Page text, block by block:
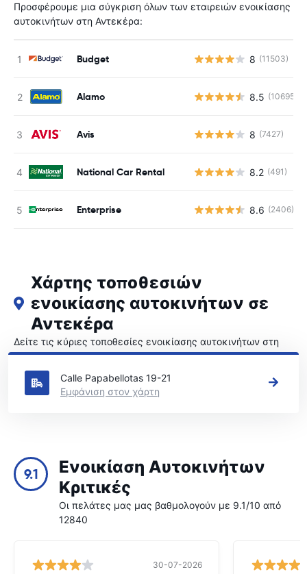
Προσφέρουμε μια σύγκριση όλων των εταιρειών ενοικίασης
αυτοκινήτων στη Αντεκέρα:
Budget 8 (11503)
Alamo 8.5 (10695)
Avis 8 (7427)
National Car Rental 8.2 (491)
Enterprise 8.6 (2406)
Χάρτης τοποθεσιών
ενοικίασης αυτοκινήτων σε
Αντεκέρα
Δείτε τις κύριες τοποθεσίες ενοικίασης αυτοκινήτων στη
Αντεκέρα
Calle Papabellotas 19-21
Εμφάνιση στον χάρτη
9.1
Ενοικίαση Αυτοκινήτων
Κριτικές
Οι πελάτες μας μας βαθμολογούν με 9.1/10 από
12840
30-07-2026